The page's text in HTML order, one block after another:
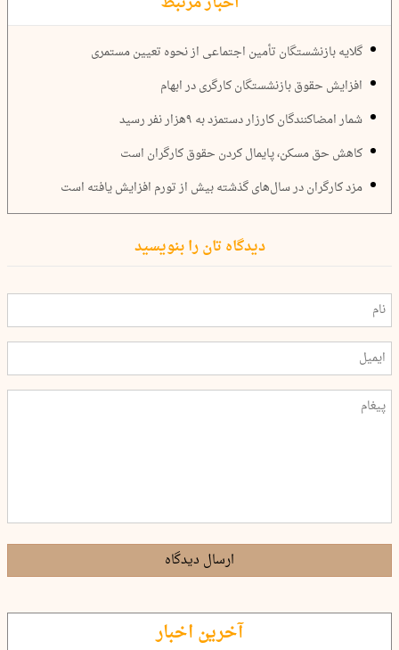
گلایه بازنشستگان تأمین اجتماعی از نحوه تعیین مستمری
افزایش حقوق بازنشستگان کارگری در ابهام
شمار امضاکنندگان کارزار دستمزد به ۹هزار نفر رسید
کاهش حق مسکن، پایمال کردن حقوق کارگران است
مزد کارگران در سال‌های گذشته بیش از تورم افزایش یافته است
دیدگاه تان را بنویسید
ارسال دیدگاه
آخرین اخبار